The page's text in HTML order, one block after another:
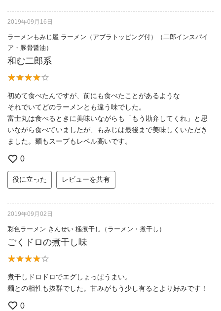
2019年09月16日
ラーメンもみじ屋 ラーメン（アブラトッピング付）（二郎インスパイ
ア・豚骨醤油）
和む二郎系
初めて食べたんですが、前にも食べたことがあるような
それでいてどのラーメンとも違う味でした。
富士丸は食べるときに美味いながらも「もう勘弁してくれ」と思
いながら食べていましたが、もみじは最後まで美味しくいただき
ました。麺もスープもレベル高いです。
0
役に立った レビューを共有
2019年09月02日
彩色ラーメン きんせい 極煮干し（ラーメン・煮干し）
ごくドロの煮干し味
煮干しドロドロでエグしょっぱうまい。
麺との相性も抜群でした。甘みがもう少し有るとより好みです！
0